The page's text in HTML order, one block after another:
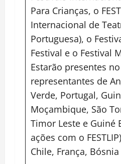
Para Crianças, o
Internacional de
Portuguesa), o
Festival e o Festival
Estarão presentes no
representantes de
Verde, Portugal,
Moçambique, São
Timor Leste e Guiné
ações com o
Chile, França,